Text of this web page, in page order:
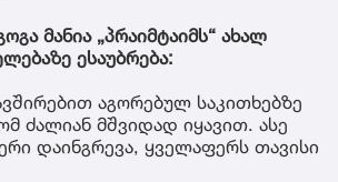
მანია „პრაიმტაიმს“ ახალ
ესაუბრება:
აგორებულ საკითხებზე
ძალიან მშვიდად იყავით. ასე
დაინგრევა, ყველაფერს თავისი